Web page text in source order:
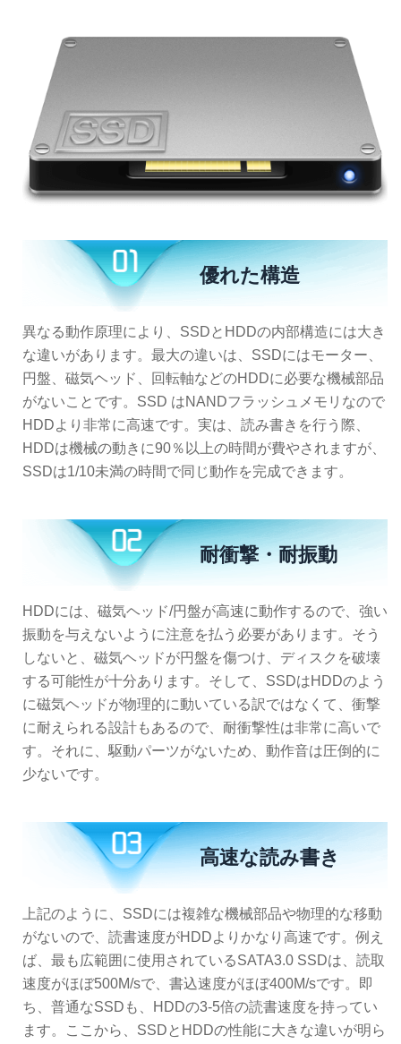
優れた構造
異なる動作原理により、SSDとHDDの内部構造には大き
な違いがあります。最大の違いは、SSDにはモーター、
円盤、磁気ヘッド、回転軸などのHDDに必要な機械部品
がないことです。SSD はNANDフラッシュメモリなので
HDDより非常に高速です。実は、読み書きを行う際、
HDDは機械の動きに90％以上の時間が費やされますが、
SSDは1/10未満の時間で同じ動作を完成できます。
耐衝撃・耐振動
HDDには、磁気ヘッド/円盤が高速に動作するので、強い
振動を与えないように注意を払う必要があります。そう
しないと、磁気ヘッドが円盤を傷つけ、ディスクを破壊
する可能性が十分あります。そして、SSDはHDDのよう
に磁気ヘッドが物理的に動いている訳ではなくて、衝撃
に耐えられる設計もあるので、耐衝撃性は非常に高いで
す。それに、駆動パーツがないため、動作音は圧倒的に
少ないです。
高速な読み書き
上記のように、SSDには複雑な機械部品や物理的な移動
がないので、読書速度がHDDよりかなり高速です。例え
ば、最も広範囲に使用されているSATA3.0 SSDは、読取
速度がほぼ500M/sで、書込速度がほぼ400M/sです。即
ち、普通なSSDも、HDDの3-5倍の読書速度を持ってい
ます。ここから、SSDとHDDの性能に大きな違いが明ら